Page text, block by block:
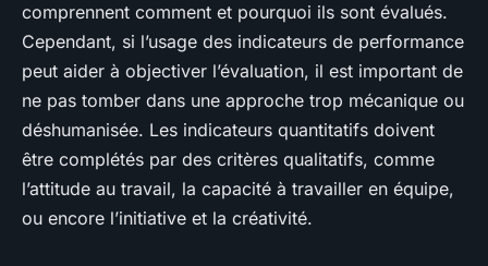
comprennent comment et pourquoi ils sont évalués.
Cependant, si l’usage des indicateurs de performance
peut aider à objectiver l’évaluation, il est important de
ne pas tomber dans une approche trop mécanique ou
déshumanisée. Les indicateurs quantitatifs doivent
être complétés par des critères qualitatifs, comme
l’attitude au travail, la capacité à travailler en équipe,
ou encore l’initiative et la créativité.